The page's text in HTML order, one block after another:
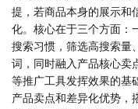
提，若商品本身的展示和
化。核心在于三个方面：
搜索习惯，筛选高搜索量
词，同时融入产品核心卖
等推广工具发挥效果的基
产品卖点和差异化优势，